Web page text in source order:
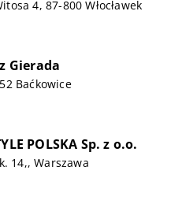
4, 87-800 Włocławek
Gierada
Baćkowice
POLSKA Sp. z o.o.
14,, Warszawa